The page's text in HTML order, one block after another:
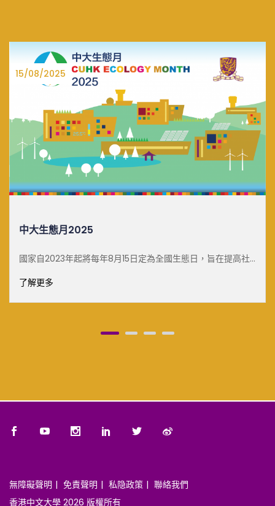
15/08/2025
中大生態月2025
國家自2023年起將每年8月15日定為全國生態日，旨在提高社
[&he...
了解更多
無障礙聲明 免責聲明 私隐政策
聯絡我們
香港中文大學 2026 版權所有